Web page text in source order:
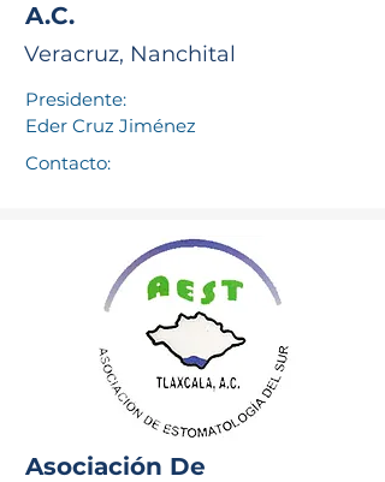
A.C.
Veracruz, Nanchital
Presidente:
Eder Cruz Jiménez
Contacto:
Asociación De